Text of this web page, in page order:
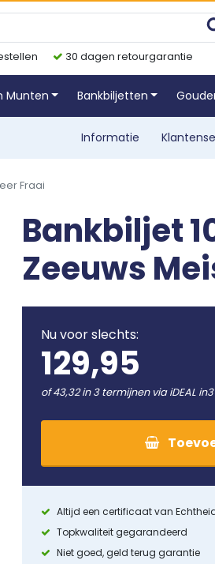
30 dagen retourgarantie
Munten Bankbiljetten
Informatie
Fraai
Bankbiljet
Zeeuws
Nu voor slechts:
129,95
of 43,32 in 3 termijnen via iDEAL in3
Altijd een certificaat van
Topkwaliteit gegarandeerd
Niet goed, geld terug garantie